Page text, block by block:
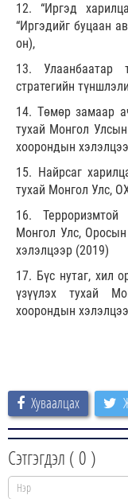
12. “Иргэд
“Иргэдийг буцаан
он),
13. Улаанбаатар
стратегийн
14. Төмөр замаар
тухай Монгол
хоорондын
15. Найрсаг
тухай Монгол Улс,
16.
Монгол Улс,
хэлэлцээр (2019)
17. Бүс нутаг, хил
үзүүлэх тухай
хоорондын
Хуваалцах
Сэтгэгдэл ( 0 )